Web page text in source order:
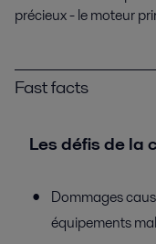
précieux - le moteur
Fast facts
Les défis de la
Dommages
équipements